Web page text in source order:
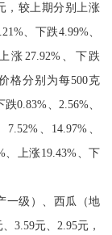
， 较上期分别
上涨
、下跌4.99%、
涨 27.92%、下跌
格分别为每500克
跌0.83% 2.56%、
7.52% 14.97%
、上涨19.43% 、下
一级）、西瓜（地
3.59元、 2.95元，